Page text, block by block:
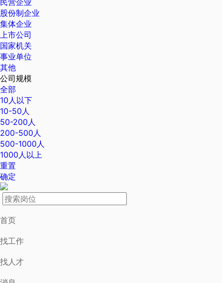
股份制企业
集体企业
上市公司
国家机关
事业单位
其他
公司规模
全部
10人以下
10-50人
50-200人
200-500人
500-1000人
1000人以上
重置
确定
首页
找工作
找人才